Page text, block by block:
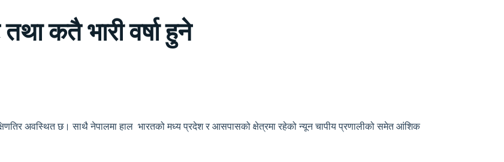
कतै भारी वर्षा हुने
अवस्थित छ। साथै नेपालमा हाल भारतको मध्य प्रदेश र आसपासको क्षेत्रमा रहेको न्यून चापीय प्रणालीको समेत आंशिक